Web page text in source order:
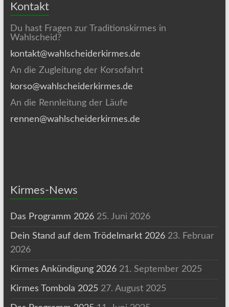
Kontakt
Du hast Fragen zur Traditionskirmes in
Wahlscheid?
kontakt@wahlscheiderkirmes.de
An die Zugleitung der Korsofahrt
korso@wahlscheiderkirmes.de
An die Rennleitung der Läufe
rennen@wahlscheiderkirmes.de
Kirmes-News
Das Programm 2026 25. Juni 2026
Dein Stand auf dem Trödelmarkt 2026 23. Februar
2026
Kirmes Ankündigung 2026 21. September 2025
Kirmes Tombola 2025 27. August 2025